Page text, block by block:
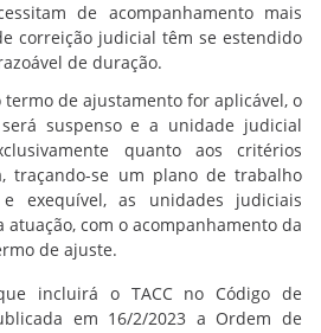
de acompanhamento mais
correição judicial têm se estendido
de duração.
termo de ajustamento for aplicável, o
suspenso e a unidade judicial
quanto aos critérios
traçando-se um plano de trabalho
exequível, as unidades judiciais
com o acompanhamento da
de ajuste.
incluirá o TACC no Código de
em 16/2/2023 a Ordem de